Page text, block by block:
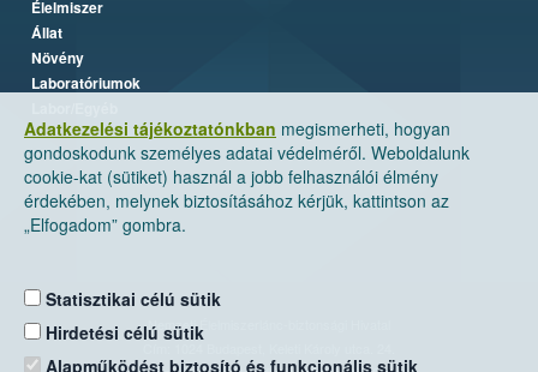
Adatkezelési tájékoztatónkban megismerheti, hogyan
gondoskodunk személyes adatai védelméről. Weboldalunk
cookie-kat (sütiket) használ a jobb felhasználói élmény
érdekében, melynek biztosításához kérjük, kattintson az
„Elfogadom” gombra.
Statisztikai célú sütik
Hirdetési célú sütik
Alapműködést biztosító és funkcionális sütik
Élelmiszer
Állat
Növény
Laboratóriumok
Nemzeti Élelmiszerlánc-biztonsági Hivatal